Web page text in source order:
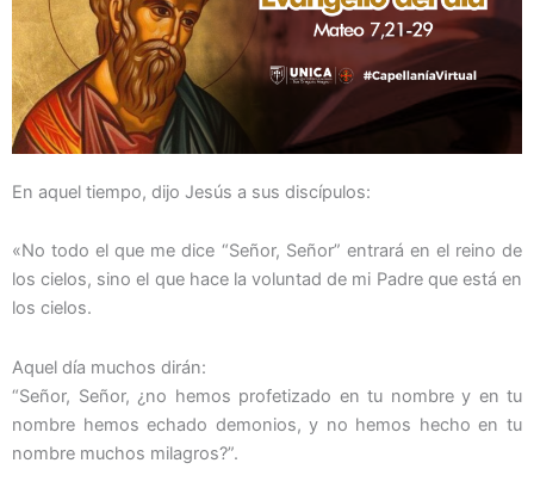
En aquel tiempo, dijo Jesús a sus discípulos:
«No todo el que me dice “Señor, Señor” entrará en el reino de
los cielos, sino el que hace la voluntad de mi Padre que está en
los cielos.
Aquel día muchos dirán:
“Señor, Señor, ¿no hemos profetizado en tu nombre y en tu
nombre hemos echado demonios, y no hemos hecho en tu
nombre muchos milagros?”.